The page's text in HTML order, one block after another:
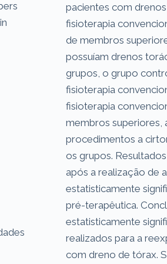
pacientes com
fisioterapia
de membros
possuíam drenos
grupos, o grupo
fisioterapia
fisioterapia
membros superiores,
procedimentos a
os grupos.
após a realização de
estatisticamente
pré-terapêutica.
estatisticamente
realizados para a
com dreno de tórax.